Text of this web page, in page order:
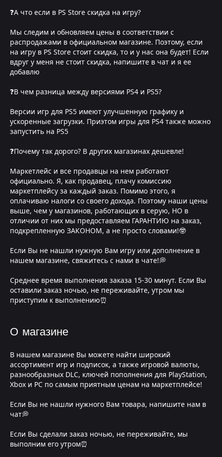
❓А что если в PS Store скидка на игру?
Мы следим и обновляем цены в соответствии с
распродажами в официальном магазине. Поэтому, если
на игру в PS Store стоит скидка, то и у нас она будет! Если
вдруг у меня не стоит скидка, напишите в чат и я ее
добавлю
❓В чем разница между версиями PS4 и PS5?
Версии игр для PS5 имеют улучшенную графику и
ускоренные загрузки. Приэтом игры для PS4 также можно
запустить на PS5
❓Почему так дорого? В других магазинах дешевле!
Маркетлейс и все продавцы на нем работают
официально. Я, как продавец, плачу комиссию
маркетплейсу за каждый заказ. Помимо этого, я
оплачиваю налоги со своего дохода. Поэтому наши цены
выше, чем у магазинов, работающих в серую, НО в
отличии от них мы предоставляем ГАРАНТИЮ на заказ,
подкрепленную ЗАКОНОМ, а не просто словами!🤓
Если Вы не нашли нужную Вам игру или дополнение в
нашем магазине, свяжитесь с нами в чате!💭
Среднее время выполнения заказа 15-30 минут. Если Вы
оставили заказ ночью, не переживайте, утром мы
приступим к выполнению⏰
О магазине
В нашем магазине Вы можете найти широкий
ассортимент игр и подписок, а также игровой валюты,
разнообразных DLC, ключей пополнения для PlayStation,
Xbox и PC по самым приятным ценам на маркетплейсе!
Если Вы не нашли нужного Вам товара, напишите нам в
чат💭
Если Вы сделали заказ ночью, не переживайте, мы
выполним его утром⏰